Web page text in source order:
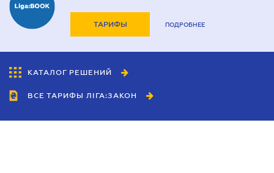
ТАРИФЫ ПОДРОБНЕЕ
КАТАЛОГ РЕШЕНИЙ
ВСЕ ТАРИФЫ ЛІГА:ЗАКОН